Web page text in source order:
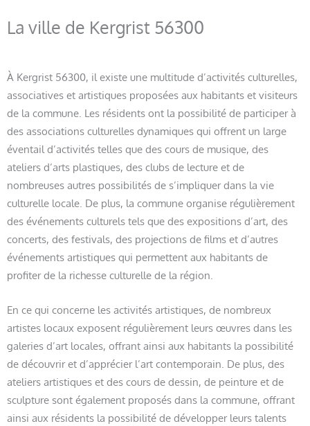
La ville de Kergrist 56300
À Kergrist 56300, il existe une multitude d’activités culturelles,
associatives et artistiques proposées aux habitants et visiteurs
de la commune. Les résidents ont la possibilité de participer à
des associations culturelles dynamiques qui offrent un large
éventail d’activités telles que des cours de musique, des
ateliers d’arts plastiques, des clubs de lecture et de
nombreuses autres possibilités de s’impliquer dans la vie
culturelle locale. De plus, la commune organise régulièrement
des événements culturels tels que des expositions d’art, des
concerts, des festivals, des projections de films et d’autres
événements artistiques qui permettent aux habitants de
profiter de la richesse culturelle de la région.
En ce qui concerne les activités artistiques, de nombreux
artistes locaux exposent régulièrement leurs œuvres dans les
galeries d’art locales, offrant ainsi aux habitants la possibilité
de découvrir et d’apprécier l’art contemporain. De plus, des
ateliers artistiques et des cours de dessin, de peinture et de
sculpture sont également proposés dans la commune, offrant
ainsi aux résidents la possibilité de développer leurs talents